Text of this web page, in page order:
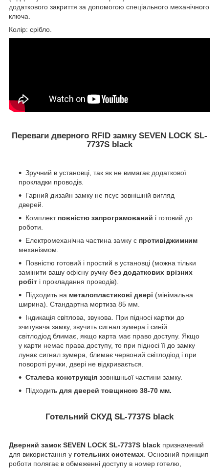
додаткового закриття за допомогою спеціального механічного
ключа.
Колір: срібло.
Переваги дверного RFID замку SEVEN LOCK SL-
7737S black
Зручний в установці, так як не вимагає додаткової
прокладки проводів.
Гарний дизайн замку не псує зовнішній вигляд
дверей.
Комплект повністю запрограмований і готовий до
роботи.
Електромеханічна частина замку c противіджимним
механізмом.
Повністю готовий і простий в установці (можна тільки
замінити вашу офісну ручку без додаткових врізних
робіт і прокладання проводів).
Підходить на металопластикові двері (мінімальна
ширина). Стандартна мортиза 85 мм.
Індикація світлова, звукова. При підносі картки до
зчитувача замку, звучить сигнал зумера і синій
світлодіод блимає, якщо карта має право доступу. Якщо
у карти немає права доступу, то при підносі її до замку
лунає сигнал зумера, блимає червоний світлодіод і при
повороті ручки, двері не відкривається.
Сталева конструкція зовнішньої частини замку.
Підходить для дверей товщиною 38-70 мм.
Готельний СКУД SL-7737S black
Дверний замок SEVEN LOCK SL-7737S black призначений
для використання у готельних системах . Основний принцип
роботи полягає в обмеженні доступу в номер готелю,